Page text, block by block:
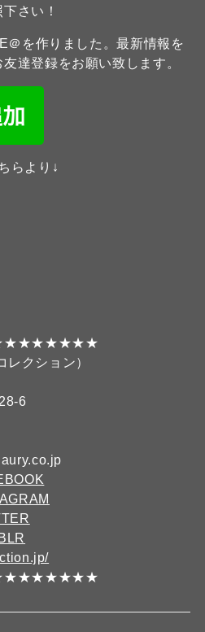
さい！
＠を作りました。最新情報を
達登録をお願い致します。
らより↓
クション）
6